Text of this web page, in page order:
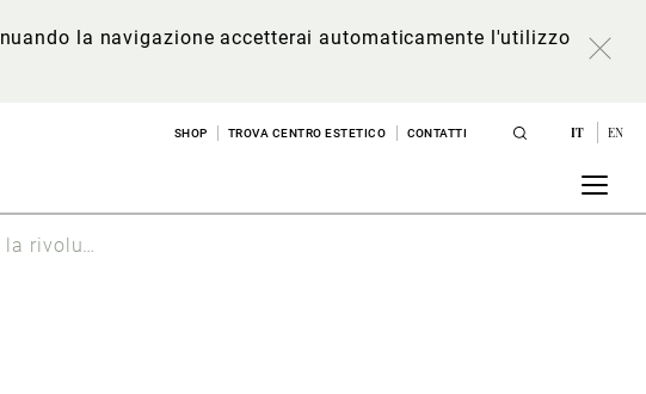
la navigazione accetterai automaticamente l'utilizzo
SHOP TROVA CENTRO ESTETICO CONTATTI IT EN